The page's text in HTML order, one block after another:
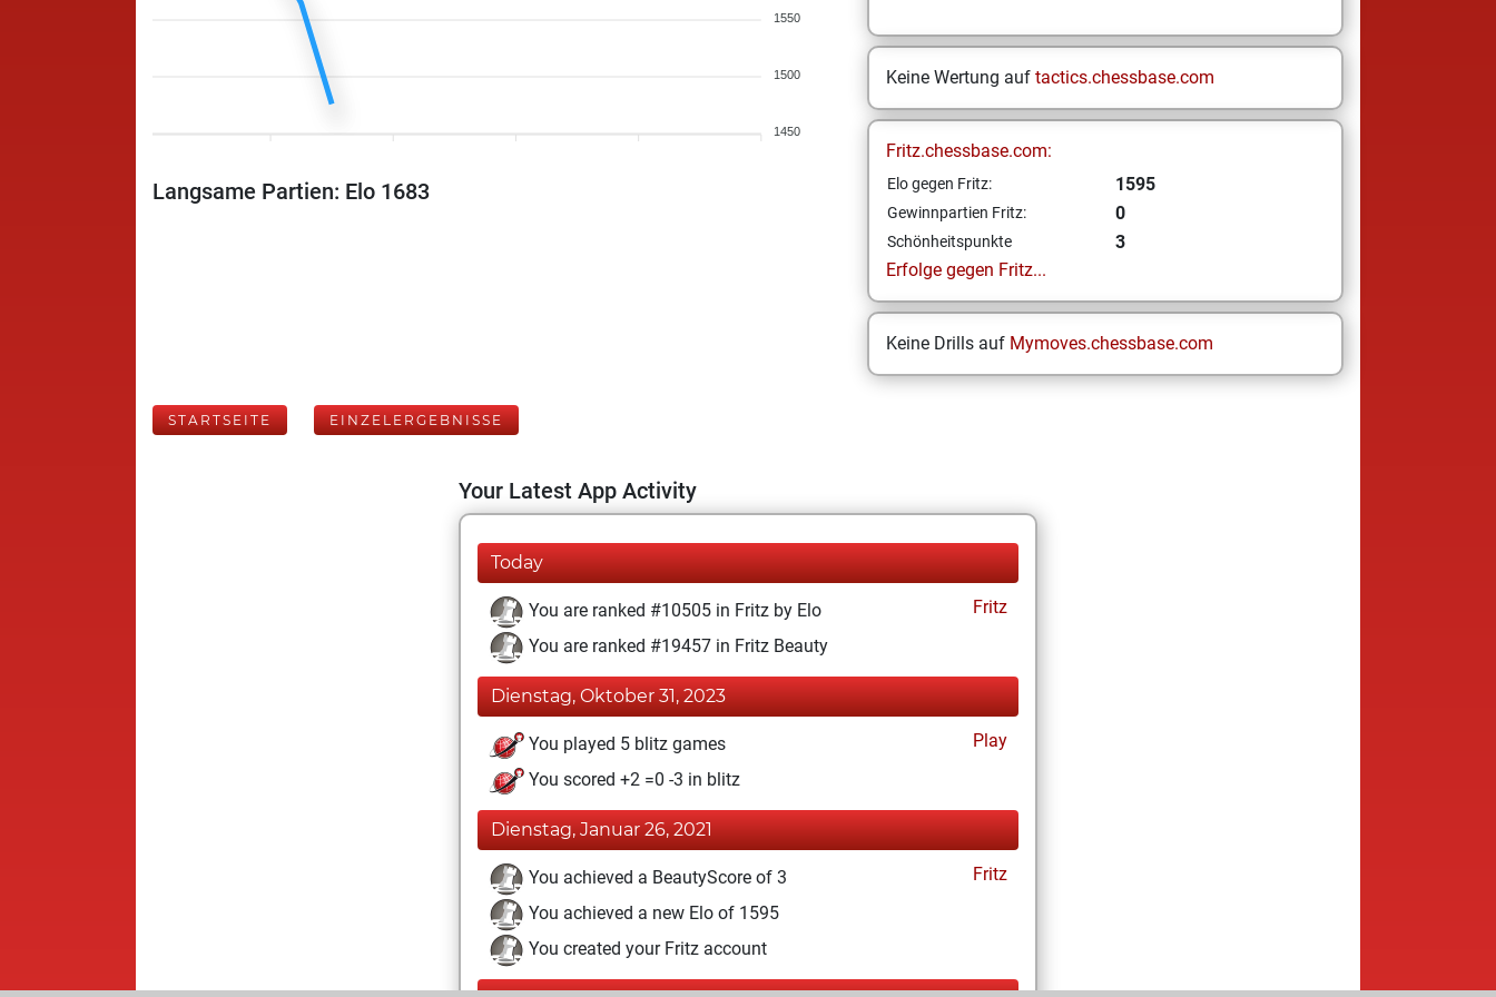
1550
1500
1450
Langsame Partien: Elo 1683
Keine Wertung auf tactics.chessbase.com
Fritz.chessbase.com:
Elo gegen Fritz: 1595
Gewinnpartien Fritz: 0
Schönheitspunkte
3
Erfolge gegen Fritz...
Keine Drills auf Mymoves.chessbase.com
STARTSEITE EINZELERGEBNISSE
Your Latest App Activity
Today
You are ranked #10505 in Fritz by Elo
Fritz
You are ranked #19457 in Fritz Beauty
Dienstag, Oktober 31, 2023
You played 5 blitz games
Play
You scored +2 =0 -3 in blitz
Dienstag, Januar 26, 2021
You achieved a BeautyScore of 3
Fritz
You achieved a new Elo of 1595
You created your Fritz account